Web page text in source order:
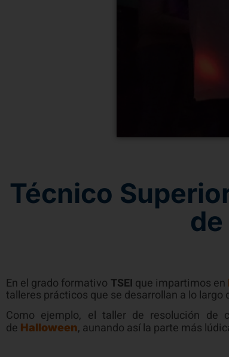
Técnico
En el grado formativo TSEI que impartimos en
talleres prácticos que se desarrollan a lo largo
Como ejemplo, el taller de resolución
de Halloween, aunando así la parte más